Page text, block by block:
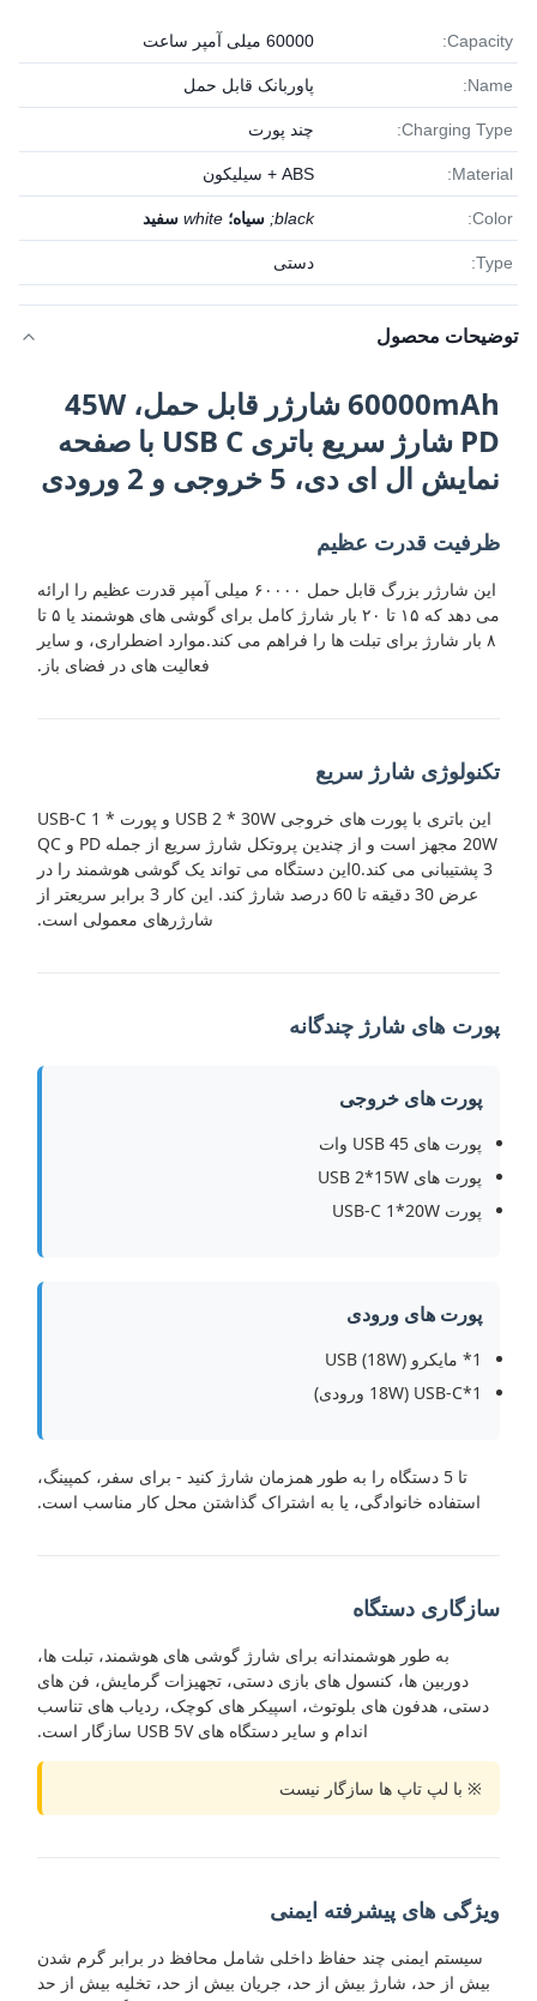
Capacity: 60000 میلی آمپر ساعت
Name: پاوربانک قابل حمل
Charging Type: چند پورت
Material: ABS + سیلیکون
Color:
black; سیاه؛ white سفید
Type: دستی
توضیحات محصول
60000mAh شارژر قابل حمل، 45W
PD شارژ سریع باتری USB C با صفحه
نمایش ال ای دی، 5 خروجی و 2 ورودی
ظرفیت قدرت عظیم
این شارژر بزرگ قابل حمل ۶۰۰۰۰ میلی آمپر قدرت عظیم را ارائه
می دهد که ۱۵ تا ۲۰ بار شارژ کامل برای گوشی های هوشمند یا ۵ تا
۸ بار شارژ برای تبلت ها را فراهم می کند.موارد اضطراری، و سایر
فعالیت های در فضای باز.
تکنولوژی شارژ سریع
این باتری با پورت های خروجی USB 2 * 30W و پورت USB-C 1 *
20W مجهز است و از چندین پروتکل شارژ سریع از جمله PD و QC
3 پشتیبانی می کند.0این دستگاه می تواند یک گوشی هوشمند را در
عرض 30 دقیقه تا 60 درصد شارژ کند. این کار 3 برابر سریعتر از
شارژرهای معمولی است.
پورت های شارژ چندگانه
پورت های خروجی
پورت های USB 45 وات
پورت های USB 2*15W
پورت USB-C 1*20W
پورت های ورودی
1* مایکرو USB (18W)
1*USB-C (18W ورودی)
تا 5 دستگاه را به طور همزمان شارژ کنید - برای سفر، کمپینگ،
استفاده خانوادگی، یا به اشتراک گذاشتن محل کار مناسب است.
سازگاری دستگاه
به طور هوشمندانه برای شارژ گوشی های هوشمند، تبلت ها،
دوربین ها، کنسول های بازی دستی، تجهیزات گرمایش، فن های
دستی، هدفون های بلوتوث، اسپیکر های کوچک، ردیاب های تناسب
اندام و سایر دستگاه های USB 5V سازگار است.
※ با لپ تاپ ها سازگار نيست
ویژگی های پیشرفته ایمنی
سیستم ایمنی چند حفاظ داخلی شامل محافظ در برابر گرم شدن
بیش از حد، شارژ بیش از حد، جریان بیش از حد، تخلیه بیش از حد